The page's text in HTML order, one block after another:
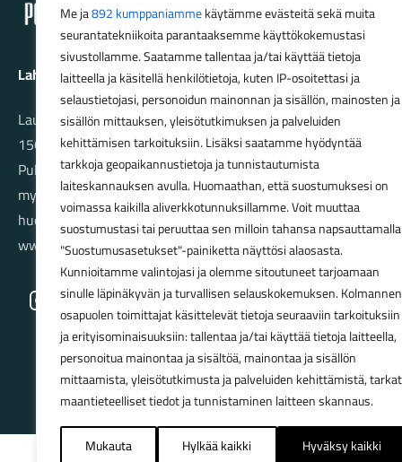
Me ja892 kumppaniammekäytämme evästeitä sekä muita
seurantatekniikoita parantaaksemme käyttökokemustasi
sivustollamme. Saatamme tallentaa ja/tai käyttää tietoja
laitteella ja käsitellä henkilötietoja, kuten IP-osoitettasi ja
selaustietojasi, personoidun mainonnan ja sisällön, mainosten ja
sisällön mittauksen, yleisötutkimuksen ja palveluiden
kehittämisen tarkoituksiin. Lisäksi saatamme hyödyntää
tarkkoja geopaikannustietoja ja tunnistautumista
laiteskannauksen avulla. Huomaathan, että suostumuksesi on
voimassa kaikilla aliverkkotunnuksillamme. Voit muuttaa
suostumustasi tai peruuttaa sen milloin tahansa napsauttamalla
"Suostumusasetukset"-painiketta näyttösi alaosasta.
Kunnioitamme valintojasi ja olemme sitoutuneet tarjoamaan
sinulle läpinäkyvän ja turvallisen selauskokemuksen. Kolmannen
osapuolen toimittajat käsittelevät tietoja seuraaviin tarkoituksiin
ja erityisominaisuuksiin: tallentaa ja/tai käyttää tietoja laitteella,
personoitua mainontaa ja sisältöä, mainontaa ja sisällön
mittaamista, yleisötutkimusta ja palveluiden kehittämistä, tarkat
maantieteelliset tiedot ja tunnistaminen laitteen skannaus.
Mukauta
Hylkää kaikki Hyväksy kaikki
Lahden Polkupyörähuolto Oy
Launeenkatu 80
15610 LAHTI
Puh. 03 733 9183
myynti@pyorakauppa.fi
huolto@pyorakauppa.fi
www.pyorakauppa.fi
InstagramFacebook